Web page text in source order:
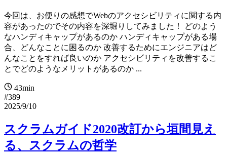
今回は、お便りの感想でWebのアクセシビリティに関する内
容があったのでその内容を深堀りしてみました！ どのよう
なハンディキャップがあるのか ハンディキャップがある場
合、どんなことに困るのか 改善するためにエンジニアはど
んなことをすれば良いのか アクセシビリティを改善するこ
とでどのようなメリットがあるのか ...
43min
#389
2025/9/10
スクラムガイド2020改訂から垣間見え
る、スクラムの哲学